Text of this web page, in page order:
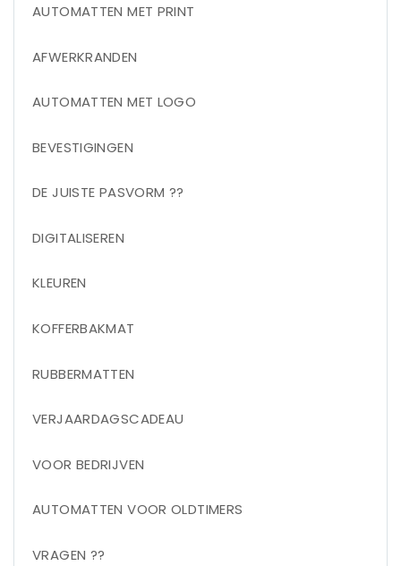
AUTOMATTEN MET PRINT
AFWERKRANDEN
AUTOMATTEN MET LOGO
BEVESTIGINGEN
DE JUISTE PASVORM ??
DIGITALISEREN
KLEUREN
KOFFERBAKMAT
RUBBERMATTEN
VERJAARDAGSCADEAU
VOOR BEDRIJVEN
AUTOMATTEN VOOR OLDTIMERS
VRAGEN ??